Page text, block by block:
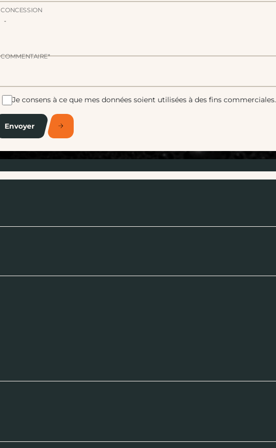
CONCESSION
COMMENTAIRE*
Je consens à ce que mes données soient utilisées à des fins commerciales.
Envoyer